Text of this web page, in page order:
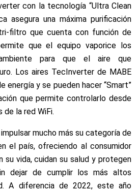
con la tecnología “Ultra Clean
asegura una máxima purificación
filtro que cuenta con función de
que el equipo vaporice los
para que el aire que
Los aires TecInverter de MABE
energía y se pueden hacer “Smart”
que permite controlarlo desde
de la red WiFi.
mucho más su categoría de
el país, ofreciendo al consumidor
vida, cuidan su salud y protegen
dejar de cumplir los más altos
A diferencia de 2022, este año